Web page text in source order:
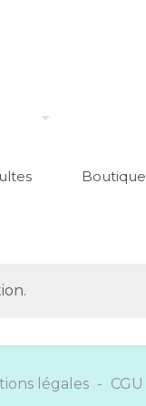
Boutique
légales - CGU